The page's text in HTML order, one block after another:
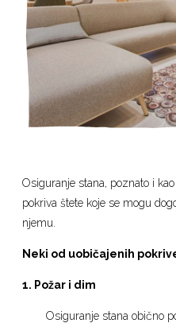
Osiguranje stana, poznato i kao
pokriva štete koje se mogu
njemu.
Neki od uobičajenih
1. Požar i dim
Osiguranje stana obično